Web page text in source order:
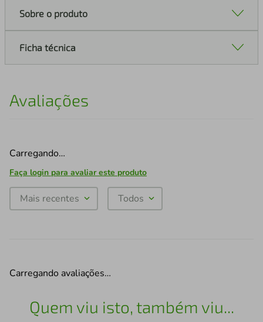
Sobre o produto
Ficha técnica
Avaliações
Carregando…
Faça login para avaliar este produto
Mais recentes Todos
Carregando avaliações…
Quem viu isto, também viu...